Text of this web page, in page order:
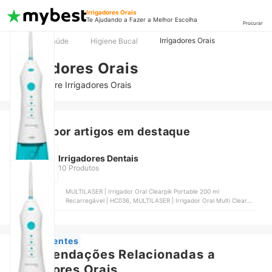
Irrigadores Orais
Te Ajudando a Fazer a Melhor Escolha
Procurar
Saúde Higiene Bucal Irrigadores Orais
Irrigadores Orais
Artigos sobre Irrigadores Orais
Buscar por artigos em destaque
Irrigadores Dentais
10 Produtos
MULTILASER | Irrigador Oral Clearpik Portable 200 ml
Recarregável | HC036, MULTILASER | Irrigador Oral Multi Clearpik
Mais Recentes
Recomendações Relacionadas a